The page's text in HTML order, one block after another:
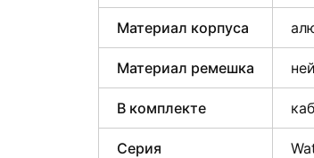
Материал корпуса
Материал ремешка
В комплекте
Серия